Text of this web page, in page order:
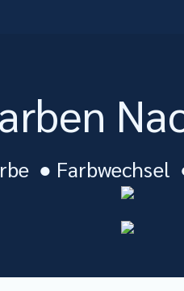
● Farbwechsel